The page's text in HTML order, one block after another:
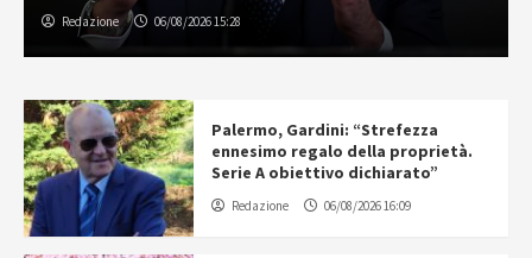
Redazione 06/08/2026 15:28
Palermo, Gardini: “Strefezza
ennesimo regalo della proprietà.
Serie A obiettivo dichiarato”
Redazione 06/08/2026 16:09